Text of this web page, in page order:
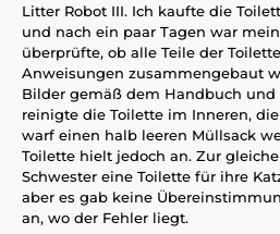
Litter Robot III. Ich kaufte die
und nach ein paar Tagen war
überprüfte, ob alle Teile der
Anweisungen zusammengebaut
Bilder gemäß dem Handbuch und
reinigte die Toilette im Inneren,
warf einen halb leeren Müllsack
Toilette hielt jedoch an. Zur
Schwester eine Toilette für ihre
aber es gab keine
an, wo der Fehler liegt.